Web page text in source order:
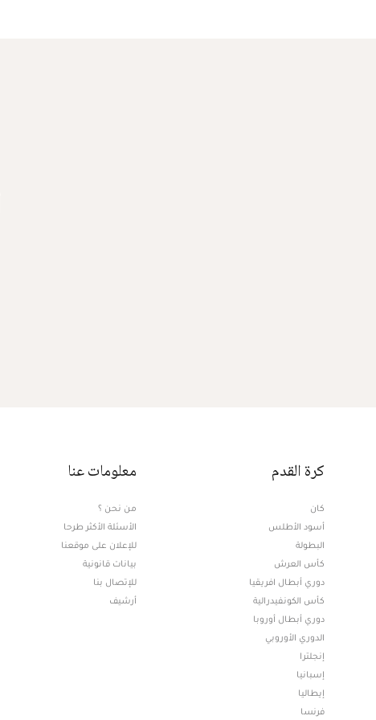
كرة القدم
كان
أسود الأطلس
البطولة
كأس العرش
دوري أبطال افريقيا
كأس الكونفيدرالية
دوري أبطال أوروبا
الدوري الأوروبي
إنجلترا
إسبانيا
إيطاليا
فرنسا
معلومات عنا
من نحن ؟
الأسئلة الأكثر طرحا
للإعلان على موقعنا
بيانات قانونية
للإتصال بنا
أرشيف